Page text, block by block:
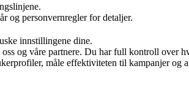
og personvernregler for detaljer.
innstillingene dine.
og våre partnere. Du har full kontroll over
måle effektiviteten til kampanjer og